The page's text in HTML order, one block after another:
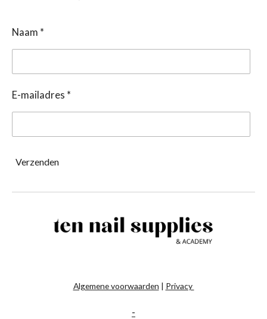
Naam *
E-mailadres *
Verzenden
Algemene voorwaarden | Privacy
-